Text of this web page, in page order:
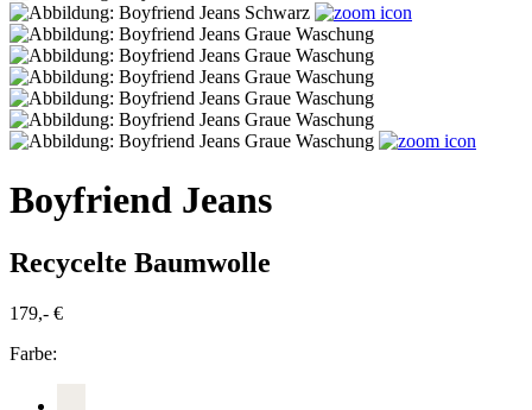
Boyfriend Jeans
Recycelte Baumwolle
179,- €
Farbe: